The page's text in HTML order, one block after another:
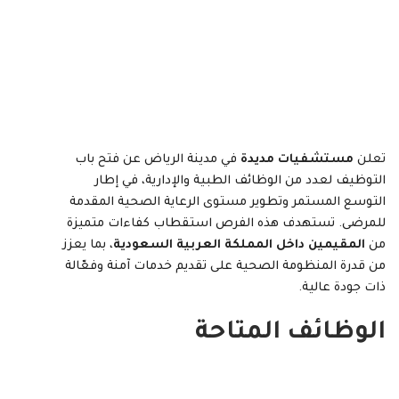
تعلن مستشفيات مديدة في مدينة الرياض عن فتح باب
التوظيف لعدد من الوظائف الطبية والإدارية، في إطار
التوسع المستمر وتطوير مستوى الرعاية الصحية المقدمة
للمرضى. تستهدف هذه الفرص استقطاب كفاءات متميزة
من المقيمين داخل المملكة العربية السعودية، بما يعزز
من قدرة المنظومة الصحية على تقديم خدمات آمنة وفعّالة
ذات جودة عالية.
الوظائف المتاحة